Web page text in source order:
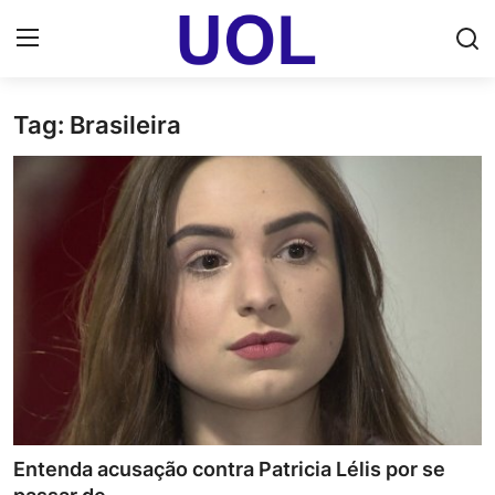
Login
UOL Email Entrar
UOL ADS
Uol pt Bate Papo Gratis
Economia
Dólar Cotação de Hoje
Tag: Brasileira
Entenda acusação contra Patricia Lélis por se